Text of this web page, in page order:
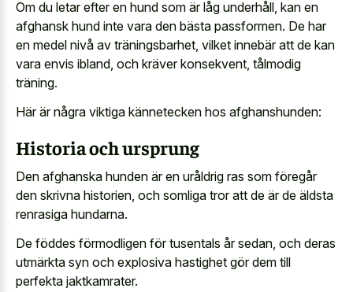
Om du letar efter en hund som är låg underhåll, kan en
afghansk hund inte vara den bästa passformen. De har
en medel nivå av träningsbarhet, vilket innebär att de kan
vara envis ibland, och kräver konsekvent, tålmodig
träning.
Här är några viktiga kännetecken hos afghanshunden:
Historia och ursprung
Den afghanska hunden är en uråldrig ras som föregår
den skrivna historien, och somliga tror att de är de äldsta
renrasiga hundarna.
De föddes förmodligen för tusentals år sedan, och deras
utmärkta syn och explosiva hastighet gör dem till
perfekta jaktkamrater.